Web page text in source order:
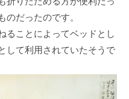
のだったのです。
ることによってベッドとし
して利用されていたそうで